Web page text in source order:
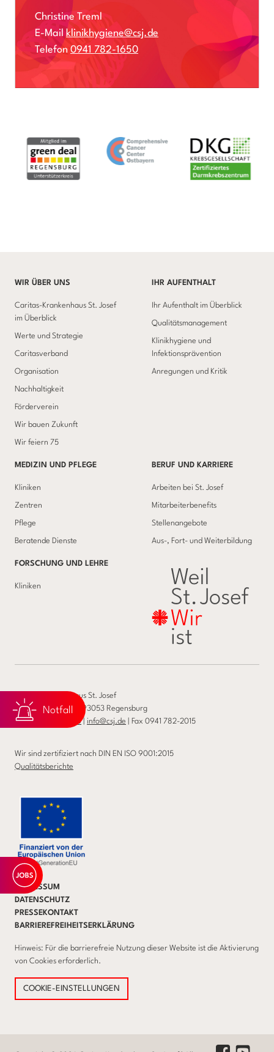
Christine Treml
E-Mailklinikhygiene@csj.de
Telefon 0941 782-1650
WIR ÜBER UNS
Caritas-Krankenhaus St. Josef
im Überblick
Werte und Strategie
Caritasverband
Organisation
Nachhaltigkeit
Förderverein
Wir bauen Zukunft
Wir feiern 75
IHR AUFENTHALT
Ihr Aufenthalt im Überblick
Qualitätsmanagement
Klinikhygiene und
Infektionsprävention
Anregungen und Kritik
MEDIZIN UND PFLEGE
Kliniken
Zentren
Pflege
Beratende Dienste
BERUF UND KARRIERE
Arbeiten bei St. Josef
Mitarbeiterbenefits
Stellenangebote
Aus-, Fort- und Weiterbildung
FORSCHUNG UND LEHRE
Kliniken
Caritas-Krankenhaus St. Josef
Landshuter Str. 65, 93053 Regensburg
Telefon
0941 782-0| info@csj.de | Fax 0941 782-2015
Wir sind zertifiziert nach DIN EN ISO 9001:2015
Qualitätsberichte
IMPRESSUM
DATENSCHUTZ
PRESSEKONTAKT
BARRIEREFREIHEITSERKLÄRUNG
Hinweis: Für die barrierefreie Nutzung dieser Website ist die Aktivierung
von Cookies erforderlich.
COOKIE-EINSTELLUNGEN
Youtube
Notfall